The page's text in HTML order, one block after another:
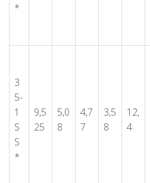
*
3
5-
1
S
S
*
9,5
25
5,0
8
4,7
7
3,5
8
12,
4